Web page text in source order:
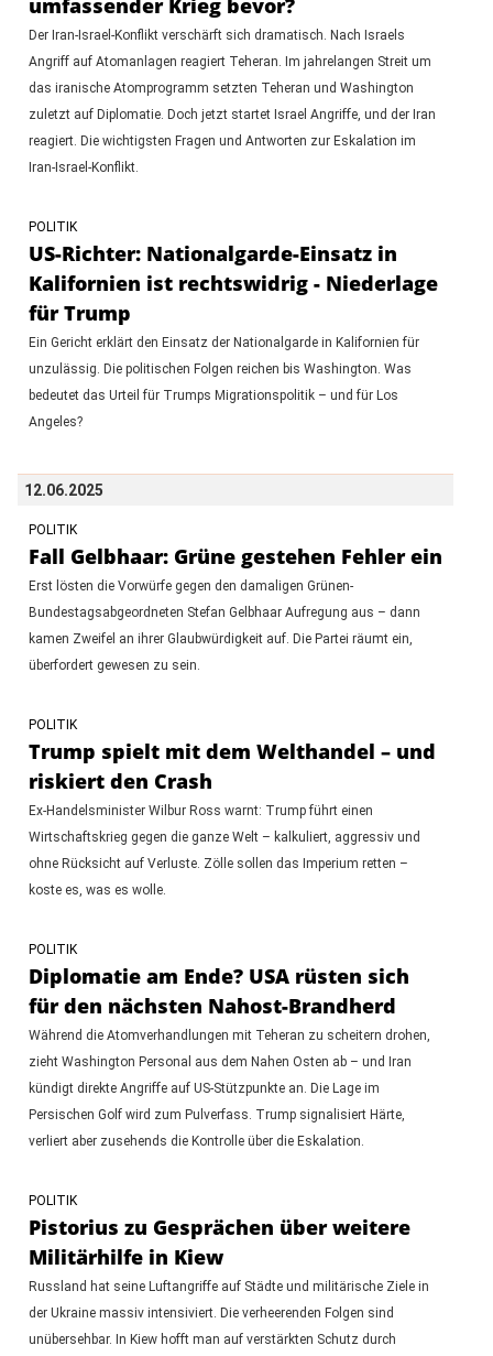
umfassender Krieg bevor?
Der Iran-Israel-Konflikt verschärft sich dramatisch. Nach Israels
Angriff auf Atomanlagen reagiert Teheran. Im jahrelangen Streit um
das iranische Atomprogramm setzten Teheran und Washington
zuletzt auf Diplomatie. Doch jetzt startet Israel Angriffe, und der Iran
reagiert. Die wichtigsten Fragen und Antworten zur Eskalation im
Iran-Israel-Konflikt.
POLITIK
US-Richter: Nationalgarde-Einsatz in
Kalifornien ist rechtswidrig - Niederlage
für Trump
Ein Gericht erklärt den Einsatz der Nationalgarde in Kalifornien für
unzulässig. Die politischen Folgen reichen bis Washington. Was
bedeutet das Urteil für Trumps Migrationspolitik – und für Los
Angeles?
12.06.2025
POLITIK
Fall Gelbhaar: Grüne gestehen Fehler ein
Erst lösten die Vorwürfe gegen den damaligen Grünen-
Bundestagsabgeordneten Stefan Gelbhaar Aufregung aus – dann
kamen Zweifel an ihrer Glaubwürdigkeit auf. Die Partei räumt ein,
überfordert gewesen zu sein.
POLITIK
Trump spielt mit dem Welthandel – und
riskiert den Crash
Ex-Handelsminister Wilbur Ross warnt: Trump führt einen
Wirtschaftskrieg gegen die ganze Welt – kalkuliert, aggressiv und
ohne Rücksicht auf Verluste. Zölle sollen das Imperium retten –
koste es, was es wolle.
POLITIK
Diplomatie am Ende? USA rüsten sich
für den nächsten Nahost-Brandherd
Während die Atomverhandlungen mit Teheran zu scheitern drohen,
zieht Washington Personal aus dem Nahen Osten ab – und Iran
kündigt direkte Angriffe auf US-Stützpunkte an. Die Lage im
Persischen Golf wird zum Pulverfass. Trump signalisiert Härte,
verliert aber zusehends die Kontrolle über die Eskalation.
POLITIK
Pistorius zu Gesprächen über weitere
Militärhilfe in Kiew
Russland hat seine Luftangriffe auf Städte und militärische Ziele in
der Ukraine massiv intensiviert. Die verheerenden Folgen sind
unübersehbar. In Kiew hofft man auf verstärkten Schutz durch